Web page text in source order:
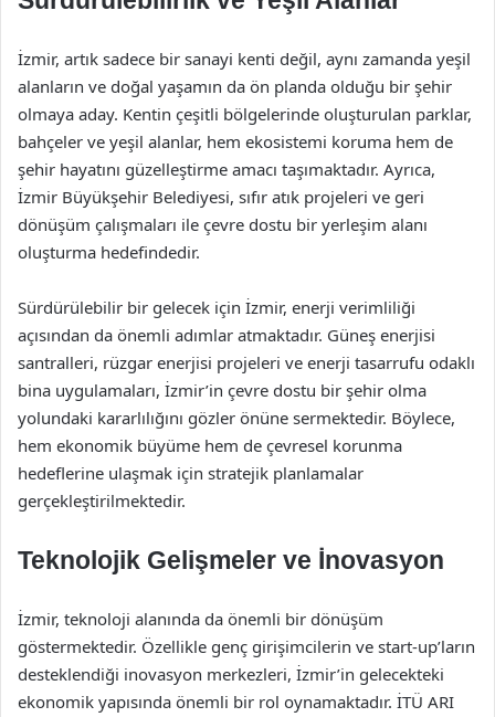
İzmir, artık sadece bir sanayi kenti değil, aynı zamanda yeşil
alanların ve doğal yaşamın da ön planda olduğu bir şehir
olmaya aday. Kentin çeşitli bölgelerinde oluşturulan parklar,
bahçeler ve yeşil alanlar, hem ekosistemi koruma hem de
şehir hayatını güzelleştirme amacı taşımaktadır. Ayrıca,
İzmir Büyükşehir Belediyesi, sıfır atık projeleri ve geri
dönüşüm çalışmaları ile çevre dostu bir yerleşim alanı
oluşturma hedefindedir.
Sürdürülebilir bir gelecek için İzmir, enerji verimliliği
açısından da önemli adımlar atmaktadır. Güneş enerjisi
santralleri, rüzgar enerjisi projeleri ve enerji tasarrufu odaklı
bina uygulamaları, İzmir’in çevre dostu bir şehir olma
yolundaki kararlılığını gözler önüne sermektedir. Böylece,
hem ekonomik büyüme hem de çevresel korunma
hedeflerine ulaşmak için stratejik planlamalar
gerçekleştirilmektedir.
Teknolojik Gelişmeler ve İnovasyon
İzmir, teknoloji alanında da önemli bir dönüşüm
göstermektedir. Özellikle genç girişimcilerin ve start-up’ların
desteklendiği inovasyon merkezleri, İzmir’in gelecekteki
ekonomik yapısında önemli bir rol oynamaktadır. İTÜ ARI